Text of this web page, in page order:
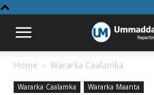
Home Wararka Caalamka
Wararka Caalamka Wararka Maanta